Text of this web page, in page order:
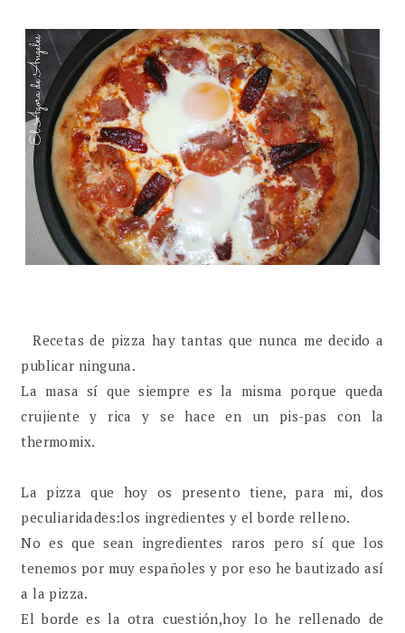
Recetas de pizza hay tantas que nunca me decido a
publicar ninguna.
La masa sí que siempre es la misma porque queda
crujiente y rica y se hace en un pis-pas con la
thermomix.
La pizza que hoy os presento tiene, para mi, dos
peculiaridades:los ingredientes y el borde relleno.
No es que sean ingredientes raros pero sí que los
tenemos por muy españoles y por eso he bautizado así
a la pizza.
El borde es la otra cuestión,hoy lo he rellenado de